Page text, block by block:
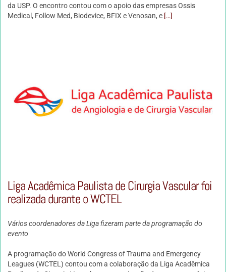
da USP. O encontro contou com o apoio das empresas Ossis
Medical, Follow Med, Biodevice, BFIX e Venosan, e[…]
Liga Acadêmica Paulista de Cirurgia Vascular foi
realizada durante o WCTEL
Vários coordenadores da Liga fizeram parte da programação do
evento
A programação do World Congress of Trauma and Emergency
Leagues (WCTEL) contou com a colaboraçãoda Liga Acadêmica